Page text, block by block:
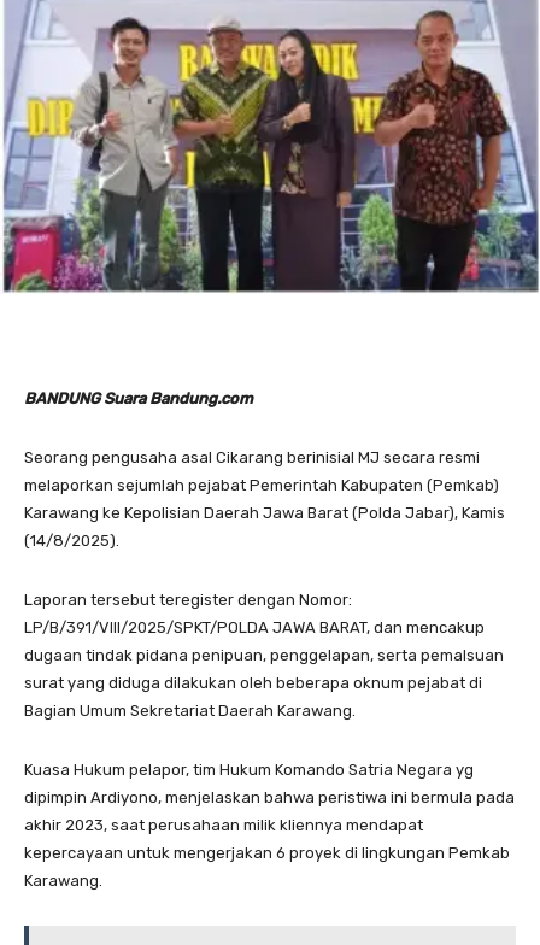
BANDUNG Suara Bandung.com
Seorang pengusaha asal Cikarang berinisial MJ secara resmi
melaporkan sejumlah pejabat Pemerintah Kabupaten (Pemkab)
Karawang ke Kepolisian Daerah Jawa Barat (Polda Jabar), Kamis
(14/8/2025).
Laporan tersebut teregister dengan Nomor:
LP/B/391/VIII/2025/SPKT/POLDA JAWA BARAT, dan mencakup
dugaan tindak pidana penipuan, penggelapan, serta pemalsuan
surat yang diduga dilakukan oleh beberapa oknum pejabat di
Bagian Umum Sekretariat Daerah Karawang.
Kuasa Hukum pelapor, tim Hukum Komando Satria Negara yg
dipimpin Ardiyono, menjelaskan bahwa peristiwa ini bermula pada
akhir 2023, saat perusahaan milik kliennya mendapat
kepercayaan untuk mengerjakan 6 proyek di lingkungan Pemkab
Karawang.